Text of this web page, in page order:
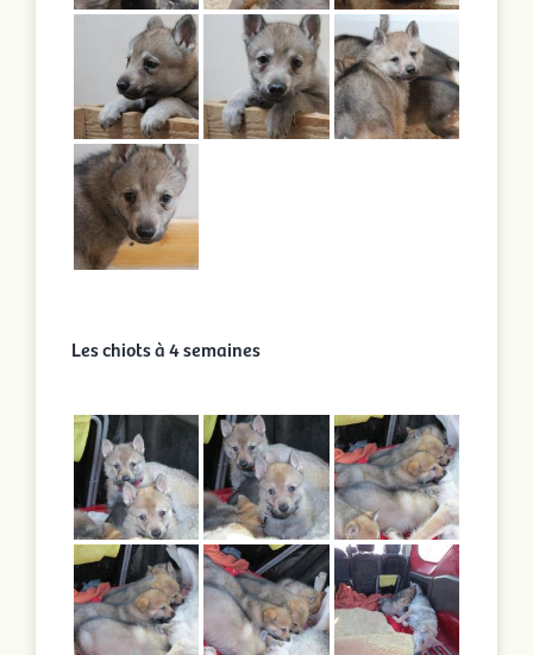
Les chiots à 4 semaines